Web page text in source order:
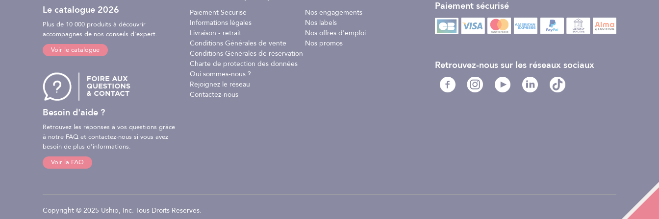
Le catalogue 2026
Plus de 10 000 produits à découvrir
accompagnés de nos conseils d'expert.
Voir le catalogue
Besoin d'aide ?
Retrouvez les réponses à vos questions grâce
à notre FAQ et contactez-nous si vous avez
besoin de plus d'informations.
Voir la FAQ
Paiement Sécurisé
Informations légales
Livraison - retrait
Conditions Générales de vente
Conditions Générales de réservation
Charte de protection des données
Qui sommes-nous ?
Rejoignez le réseau
Contactez-nous
Nos engagements
Nos labels
Nos offres d'emploi
Nos promos
Paiement sécurisé
Retrouvez-nous sur les réseaux sociaux
Copyright © 2025 Uship, Inc. Tous Droits Réservés.